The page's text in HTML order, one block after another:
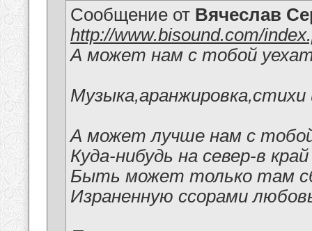
Сообщение от Вячеслав
http://www.bisound.com/
А может нам с тобой
Музыка,аранжировка,стихи
А может лучше нам с
Куда-нибудь на север-в
Быть может только там
Израненную ссорами